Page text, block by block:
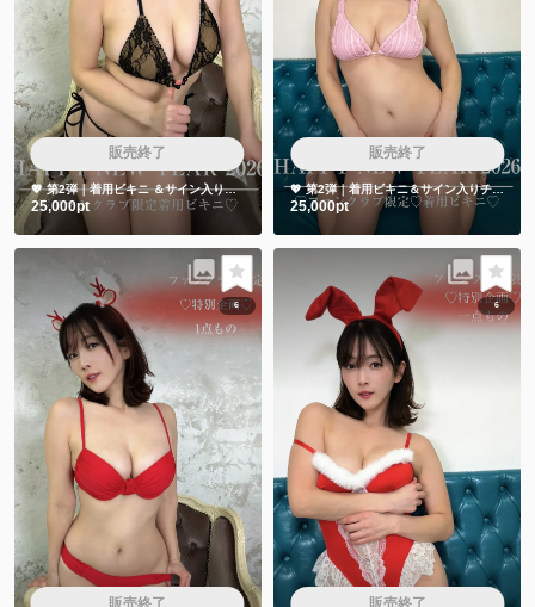
販売終了
💖 第2弾｜着用ビキニ ＆サイン入りチェキ👙📷
25,000pt
販売終了
💖 第2弾｜着用ビキニ＆サイン入りチェキ 👙📷
25,000pt
6
販売終了
6
販売終了